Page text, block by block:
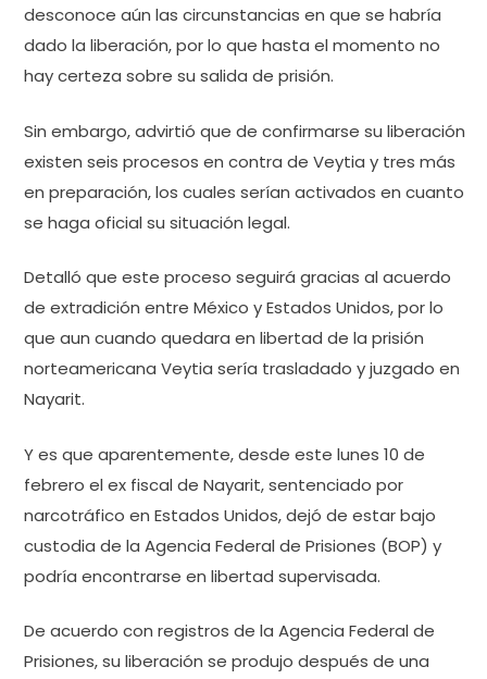
desconoce aún las circunstancias en que se habría
dado la liberación, por lo que hasta el momento no
hay certeza sobre su salida de prisión.
Sin embargo, advirtió que de confirmarse su liberación
existen seis procesos en contra de Veytia y tres más
en preparación, los cuales serían activados en cuanto
se haga oficial su situación legal.
Detalló que este proceso seguirá gracias al acuerdo
de extradición entre México y Estados Unidos, por lo
que aun cuando quedara en libertad de la prisión
norteamericana Veytia sería trasladado y juzgado en
Nayarit.
Y es que aparentemente, desde este lunes 10 de
febrero el ex fiscal de Nayarit, sentenciado por
narcotráfico en Estados Unidos, dejó de estar bajo
custodia de la Agencia Federal de Prisiones (BOP) y
podría encontrarse en libertad supervisada.
De acuerdo con registros de la Agencia Federal de
Prisiones, su liberación se produjo después de una